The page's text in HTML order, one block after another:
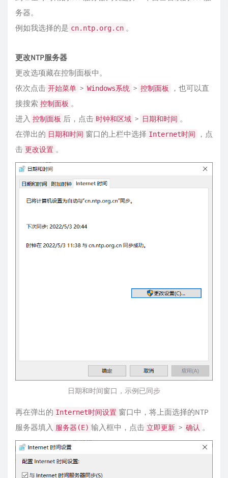
务器。
例如我选择的是 cn.ntp.org.cn 。
更改NTP服务器
更改选项藏在控制面板中。
依次点击 开始菜单 > Windows系统 > 控制面板
，也可以直
接搜索 控制面板 。
进入 控制面板 后，点击 时钟和区域 > 日期和时间 。
在弹出的 日期和时间 窗口的上栏中选择 Internet时间
，点
击 更改设置 。
日期和时间窗口，示例已同步
再在弹出的 Internet时间设置 窗口中，将上面选择的NTP
服务器填入 服务器(E) 输入框中，点击 立即更新 > 确认 。